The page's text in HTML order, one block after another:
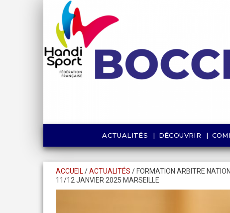
ACTUALITÉS DÉCOUVRIR
ACCUEIL /ACTUALITÉS / FORMATION ARBITRE
11/12 JANVIER 2025 MARSEILLE